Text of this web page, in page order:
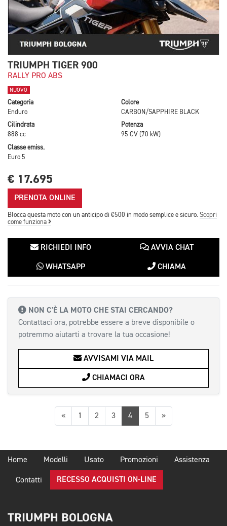
TRIUMPH TIGER 900
RALLY PRO ABS
NUOVO
Categoria
Enduro
Colore
CARBON/SAPPHIRE BLACK
Cilindrata
888 cc
Potenza
95 CV (70 kW)
Classe emiss.
Euro 5
€ 17.695
PRENOTA ONLINE
Blocca questa moto con un anticipo di €500 in modo semplice e sicuro. Scopri
come funziona
RICHIEDI INFO AVVIA CHAT
WHATSAPP CHIAMA
NON C'È LA MOTO CHE STAI CERCANDO?
Contattaci ora, potrebbe essere a breve disponibile o
potremmo aiutarti a trovare la tua occasione!
AVVISAMI VIA MAIL
CHIAMACI ORA
«Precedente
1 2 3 4 5 »Successiva
Home Modelli Usato Promozioni Assistenza
Contatti RECESSO ACQUISTI ON-LINE
TRIUMPH BOLOGNA